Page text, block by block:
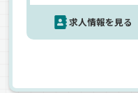
制でプライベートの
よ☆ 求人情報を見る